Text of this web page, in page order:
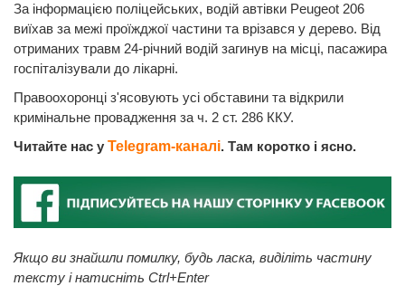
За інформацією поліцейських, водій автівки Peugeot 206
виїхав за межі проїжджої частини та врізався у дерево. Від
отриманих травм 24-річний водій загинув на місці, пасажира
госпіталізували до лікарні.
Правоохоронці з'ясовують усі обставини та відкрили
кримінальне провадження за ч. 2 ст. 286 ККУ.
Читайте нас у Telegram-каналі. Там коротко і ясно.
Якщо ви знайшли помилку, будь ласка, виділіть частину
тексту і натисніть Ctrl+Enter